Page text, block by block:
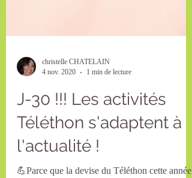
4 nov. 2020
1 min de lecture
J-30 !!! Les activités
Téléthon s'adaptent à
l'actualité !